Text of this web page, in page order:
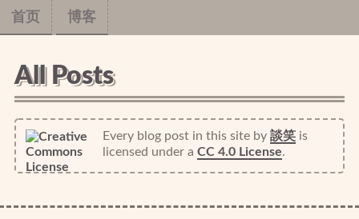
首页 博客
All Posts
Every blog post in this siteby 談笑is
licensed under a CC 4.0 License.